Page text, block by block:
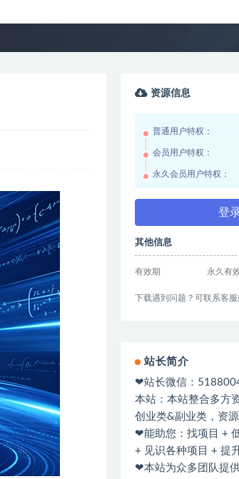
资源信息
普通用户特权：
会员用户特权：
永久会员用户特权：
登
其他信息
有效期 永久有
下载遇到问题？可联系客
站长简介
❤站长微信：
本站：本站整合多方
创业类&副业类，资
❤能助您：找项目 +
+ 见识各种项目 + 提
❤本站为众多团队提